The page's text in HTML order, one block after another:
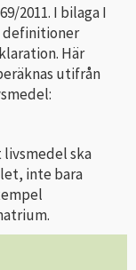
2011. I bilaga I
definitioner
Här
utifrån
ska
inte bara